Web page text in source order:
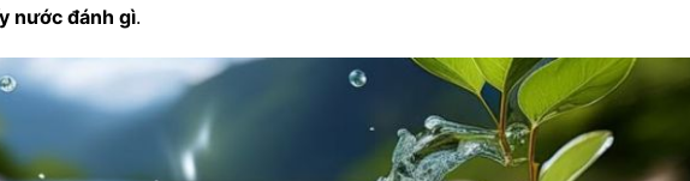
nước đánh gì.